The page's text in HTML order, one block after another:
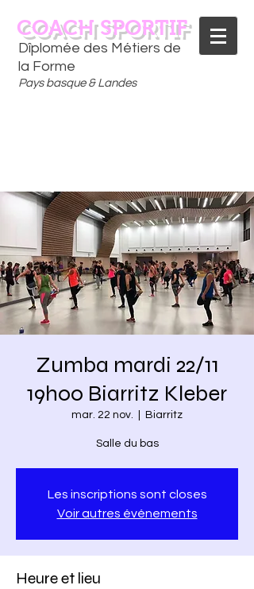
Dîplomée des Métiers de
la Forme
Pays basque & Landes
COACH SPORTIF
Zumba mardi 22/11
19h00 Biarritz Kleber
mar. 22 nov. Biarritz
Salle du bas
Les inscriptions sont closes
Voir autres événements
Heure et lieu